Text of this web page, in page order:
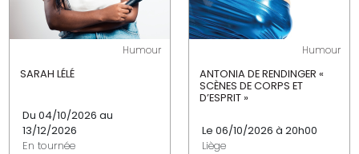
Humour
SARAH LÉLÉ
Du 04/10/2026 au
13/12/2026
En tournée
Humour
ANTONIA DE RENDINGER «
SCÈNES DE CORPS ET
D’ESPRIT »
Le 06/10/2026 à 20h00
Liège